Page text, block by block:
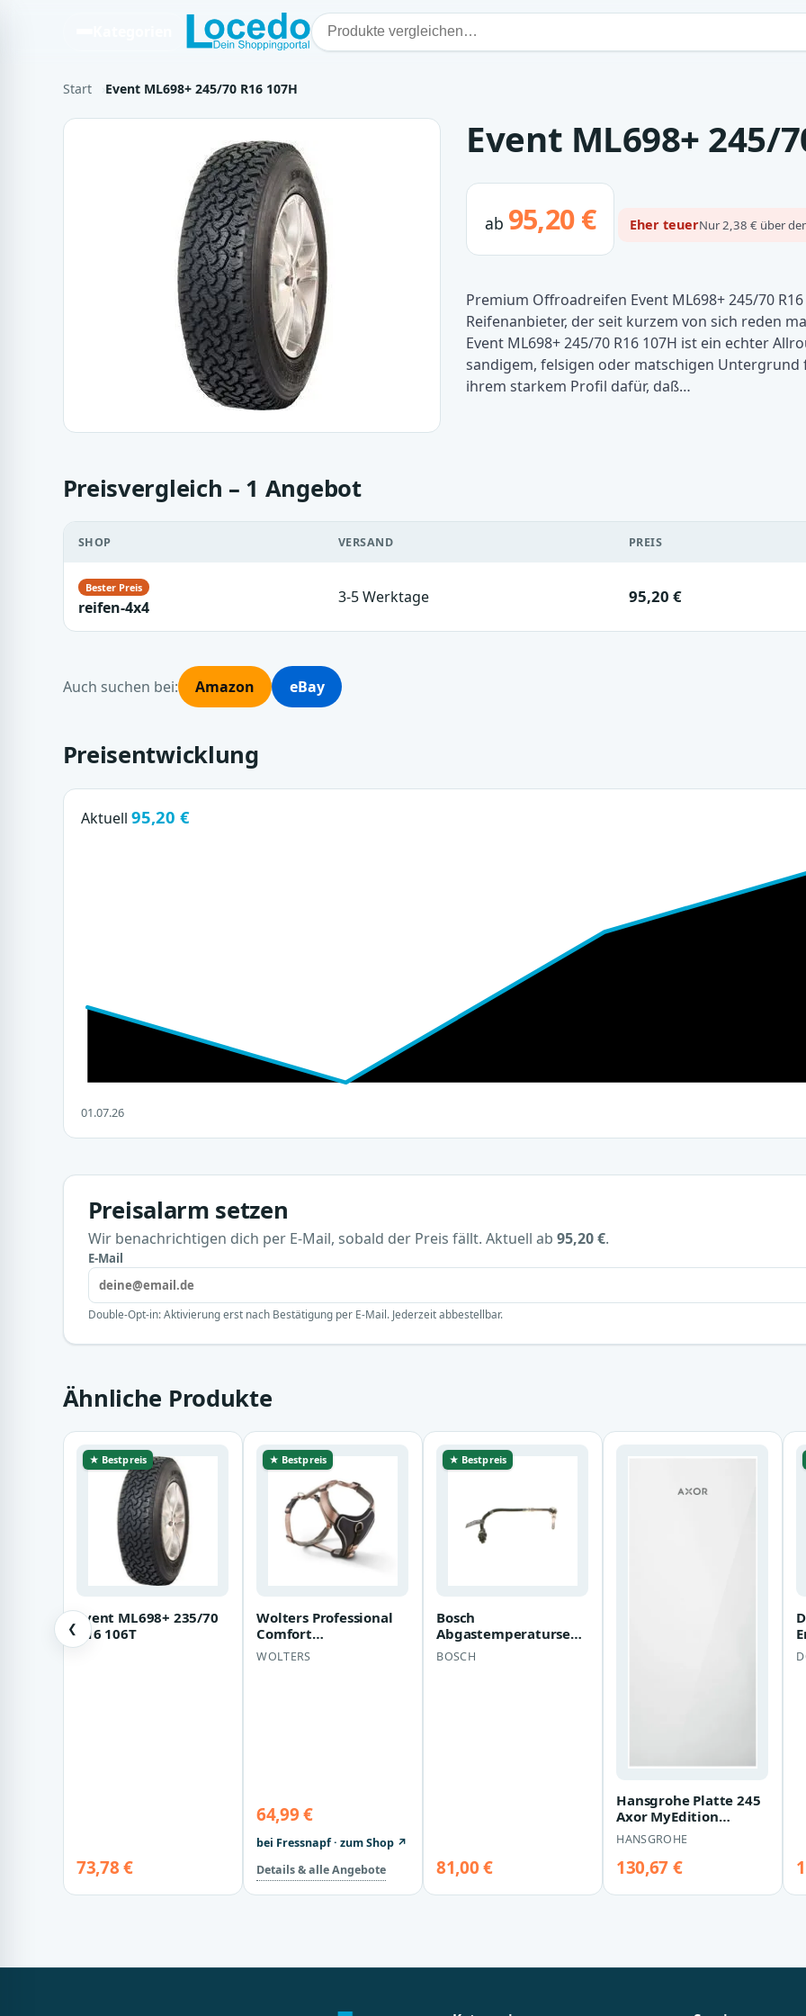
Start Event ML698+ 245/70 R16 107H
Event ML698+ 245/
ab 95,20 € Eher teuerNur 2,38 € über
Premium Offroadreifen Event ML698+ 245/70
Reifenanbieter, der seit kurzem von sich reden
Event ML698+ 245/70 R16 107H ist ein echter
sandigem, felsigen oder matschigen
ihrem starkem Profil dafür, daß…
Preisvergleich – 1 Angebot
SHOP VERSAND PREIS
reifen-4x4
3-5 Werktage 95,20 €
Auch suchen bei: Amazon eBay
Preisentwicklung
Aktuell 95,20 €
01.07.26
Preisalarm setzen
Wir benachrichtigen dich per E-Mail, sobald der Preis fällt. Aktuell ab 95,20 €.
E-Mail
Double-Opt-in: Aktivierung erst nach Bestätigung per E-Mail. Jederzeit abbestellbar.
Ähnliche Produkte
❮
★ Bestpreis
Event ML698+ 235/70
R16 106T
73,78 €
★ Bestpreis
Wolters Professional
Comfort
Hundegeschirr beige
M
WOLTERS
64,99 €
bei Fressnapf · zum Shop ↗
Details & alle Angebote
★ Bestpreis
Bosch
Abgastemperatursensor
Mercedes S-Klasse
W221
BOSCH
81,00 €
Hansgrohe Platte 245
Axor MyEdition
47904000
HANSGROHE
130,67 €